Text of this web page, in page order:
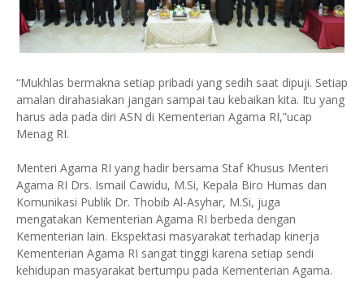
“Mukhlas bermakna setiap pribadi yang sedih saat dipuji. Setiap
amalan dirahasiakan jangan sampai tau kebaikan kita. Itu yang
harus ada pada diri ASN di Kementerian Agama RI,”ucap
Menag RI.
Menteri Agama RI yang hadir bersama Staf Khusus Menteri
Agama RI Drs. Ismail Cawidu, M.Si, Kepala Biro Humas dan
Komunikasi Publik Dr. Thobib Al-Asyhar, M.Si, juga
mengatakan Kementerian Agama RI berbeda dengan
Kementerian lain. Ekspektasi masyarakat terhadap kinerja
Kementerian Agama RI sangat tinggi karena setiap sendi
kehidupan masyarakat bertumpu pada Kementerian Agama.